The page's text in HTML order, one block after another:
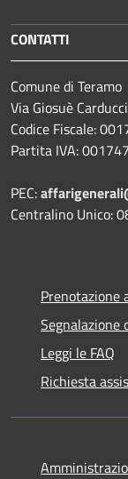
CONTATTI
Comune di Teramo
Via Giosuè
Codice Fiscale:
Partita IVA:
PEC:
Centralino Unico:
Prenotazione
Segnalazione
Leggi le FAQ
Richiesta